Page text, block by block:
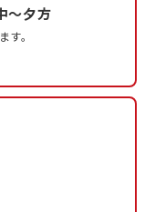
〜夕方
。